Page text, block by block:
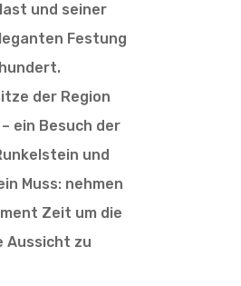
und seiner
Festung
der Region
ein Besuch der
und
Muss: nehmen
Zeit um die
Aussicht zu